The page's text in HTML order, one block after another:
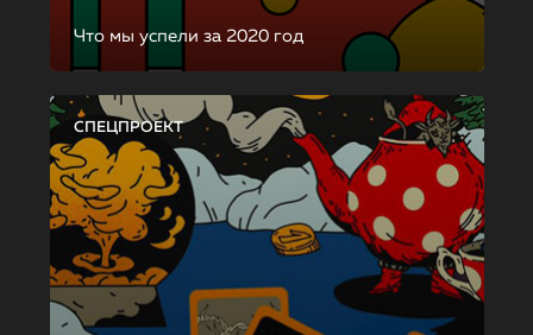
Что мы успели за 2020 год
СПЕЦПРОЕКТ